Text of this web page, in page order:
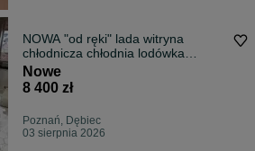
NOWA "od ręki" lada witryna
chłodnicza chłodnia lodówka
DOSTAWA 48h
Nowe
8 400 zł
Poznań, Dębiec
03 sierpnia 2026